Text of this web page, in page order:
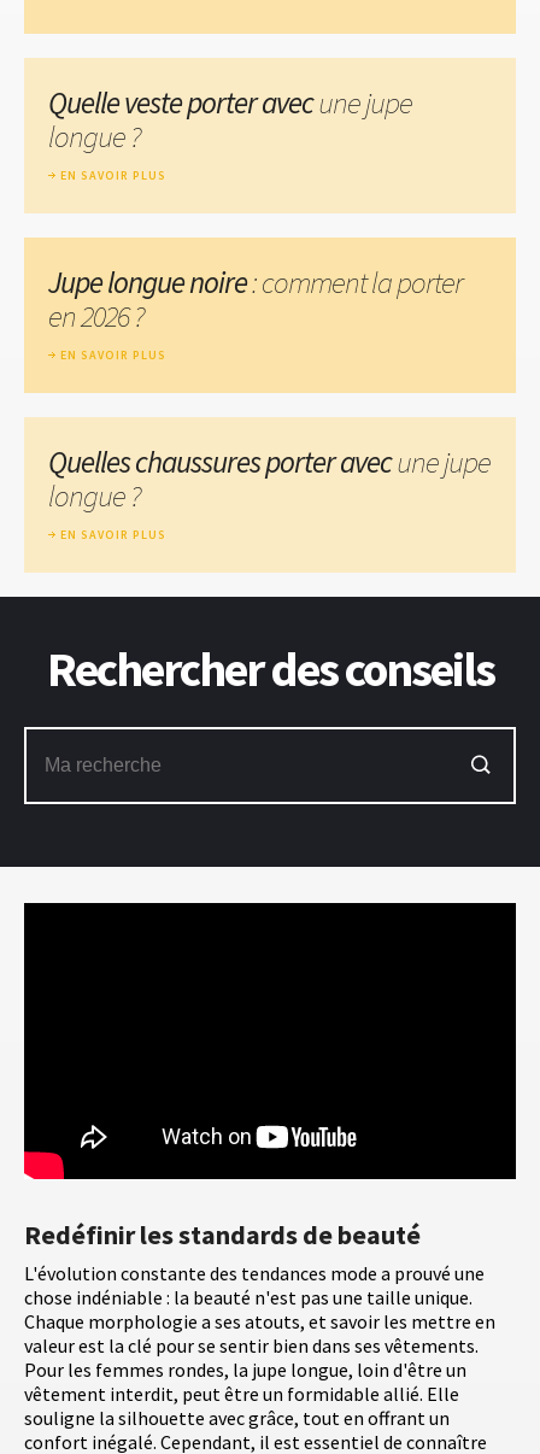
Redéfinir les standards de beauté
L'évolution constante des tendances mode a prouvé une
chose indéniable : la beauté n'est pas une taille unique.
Chaque morphologie a ses atouts, et savoir les mettre en
valeur est la clé pour se sentir bien dans ses vêtements.
Pour les femmes rondes, la jupe longue, loin d'être un
vêtement interdit, peut être un formidable allié. Elle
souligne la silhouette avec grâce, tout en offrant un
confort inégalé. Cependant, il est essentiel de connaître
Quelle veste porter avecune jupe
longue ?
EN SAVOIR PLUS
Jupe longue noire: comment la porter
en 2026 ?
EN SAVOIR PLUS
Quelles chaussures porter avecune jupe
longue ?
EN SAVOIR PLUS
Rechercher des conseils